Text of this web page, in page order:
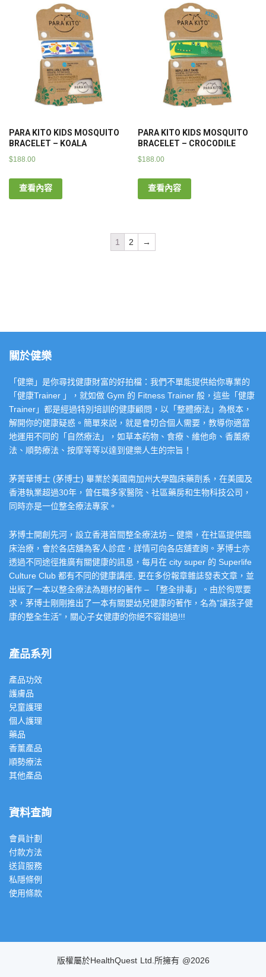
PARA KITO KIDS MOSQUITO
BRACELET – KOALA
$188.00
查看內容
PARA KITO KIDS MOSQUITO
BRACELET – CROCODILE
$188.00
查看內容
1 2 →
關於健樂
「健樂」是你尋找健康財富的好拍檔：我們不單能提供給你專業的
「健康Trainer 」，就如做 Gym 的 Fitness Trainer 般，這些「健康
Trainer」都是經過特別培訓的健康顧問，以「整體療法」為根本，
解開你的健康疑惑。簡單來説，就是會切合個人需要，教導你適當
地運用不同的「自然療法」，如草本葯物、食療、維他命、香薰療
法、順勢療法、按摩等等以達到健樂人生的宗旨！
茅菁華博士 (茅博士) 畢業於美國南加州大學臨床藥劑系，在美國及
香港執業超過30年，曾任職多家醫院、社區藥房和生物科技公司，
同時亦是一位整全療法專家。
茅博士開創先河，設立香港首間整全療法坊 – 健樂，在社區提供臨
床治療，會於各店舖為客人診症，詳情可向各店舖查詢。茅博士亦
透過不同途徑推廣有關健康的訊息，每月在 city super 的 Superlife
Culture Club 都有不同的健康講座, 更在多份報章雜誌發表文章，並
出版了一本以整全療法為題材的著作 – 「整全排毒」。由於徇眾要
求，茅博士剛剛推出了一本有關嬰幼兒健康的著作，名為”讓孩子健
康的整全生活”，關心子女健康的你絕不容錯過!!!
產品系列
產品功效
護膚品
兒童護理
個人護理
藥品
香薰產品
順勢療法
其他產品
資料查詢
會員計劃
付款方法
送貨服務
私隱條例
使用條款
版權屬於HealthQuest Ltd.所擁有 @2026